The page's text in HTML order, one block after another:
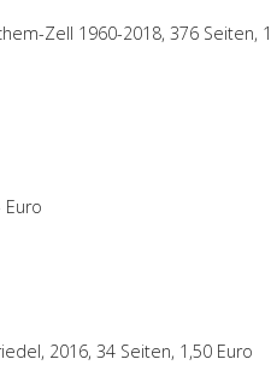
Zell 1960-2018, 376 Seiten,
Euro
2016, 34 Seiten, 1,50 Euro